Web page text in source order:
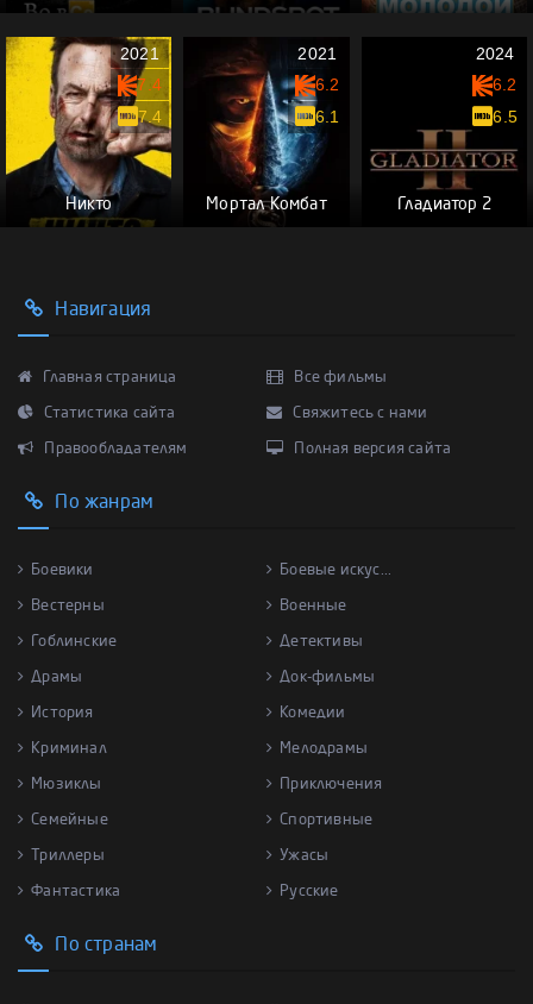
Никто
2021
7.4
7.4
Мортал Комбат
2021
6.2
6.1
Гладиатор 2
2024
6.2
6.5
Навигация
Главная страница Все фильмы
Статистика сайта Свяжитесь с нами
Правообладателям Полная версия сайта
По жанрам
Боевики Боевые искус...
Вестерны Военные
Гоблинские Детективы
Драмы Док-фильмы
История Комедии
Криминал Мелодрамы
Мюзиклы Приключения
Семейные Спортивные
Триллеры Ужасы
Фантастика Русские
По странам